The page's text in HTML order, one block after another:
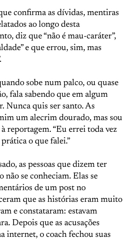
confirma as dívidas, mentiras
ao longo desta
diz que “não é mau-caráter”,
e que errou, sim, mas
sobe num palco, ou quase
fala sabendo que em algum
Nunca quis ser santo. As
um alecrim dourado, mas sou
à reportagem. “Eu errei toda vez
o que falei.”
as pessoas que dizem ter
não se conheciam. Elas se
de um post no
que as histórias eram muito
e constataram: estavam
Depois que as acusações
internet, o coach fechou suas